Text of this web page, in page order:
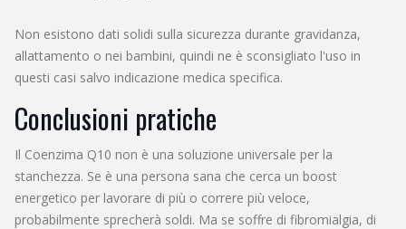
Non esistono dati solidi sulla sicurezza durante gravidanza,
allattamento o nei bambini, quindi ne è sconsigliato l'uso in
questi casi salvo indicazione medica specifica.
Conclusioni pratiche
Il Coenzima Q10 non è una soluzione universale per la
stanchezza. Se è una persona sana che cerca un boost
energetico per lavorare di più o correre più veloce,
probabilmente sprecherà soldi. Ma se soffre di fibromialgia, di